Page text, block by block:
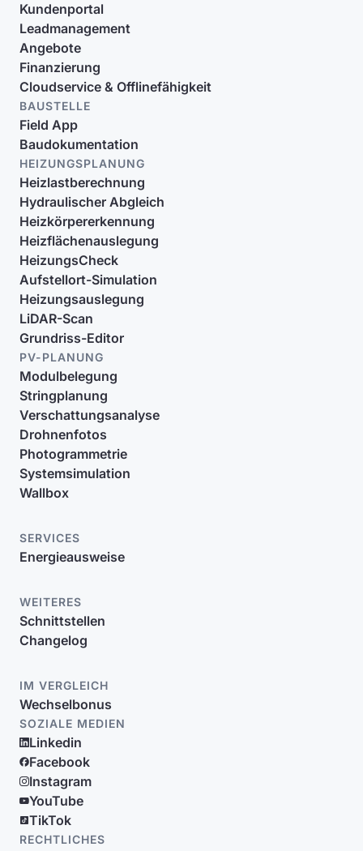
Kundenportal
Leadmanagement
Angebote
Finanzierung
Cloudservice & Offlinefähigkeit
BAUSTELLE
Field App
Baudokumentation
HEIZUNGSPLANUNG
Heizlastberechnung
Hydraulischer Abgleich
Heizkörpererkennung
Heizflächenauslegung
HeizungsCheck
Aufstellort-Simulation
Heizungsauslegung
LiDAR-Scan
Grundriss-Editor
PV-PLANUNG
Modulbelegung
Stringplanung
Verschattungsanalyse
Drohnenfotos
Photogrammetrie
Systemsimulation
Wallbox
SERVICES
Energieausweise
WEITERES
Schnittstellen
Changelog
IM VERGLEICH
Wechselbonus
SOZIALE MEDIEN
Linkedin
Facebook
Instagram
YouTube
TikTok
RECHTLICHES